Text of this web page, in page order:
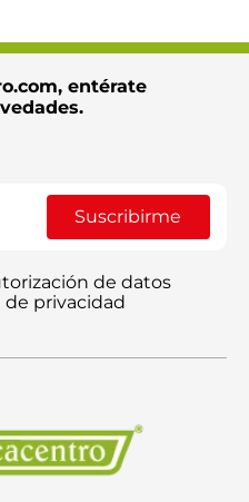
entérate
Suscribirme
de datos
de privacidad